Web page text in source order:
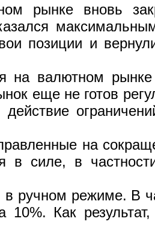
рынке вновь
позиции и
валютном рынке
еще не готов
на
силе, в
ручном режиме. В
Как